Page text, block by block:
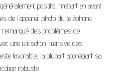
positifs, mettant en avant
de l’appareil photo du téléphone.
remarqué des problèmes de
une utilisation intensive des
favorable, la plupart appréciant sa
robuste.